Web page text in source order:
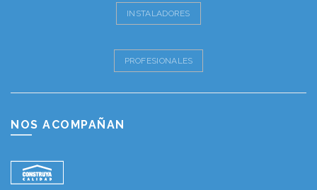
INSTALADORES
PROFESIONALES
NOS ACOMPAÑAN